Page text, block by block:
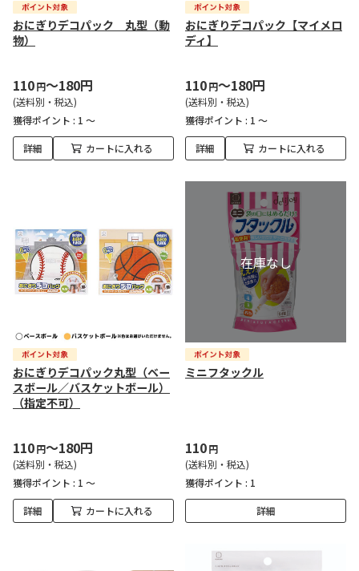
おにぎりデコパック 丸型（動
物）
110円～180円
(送料別・税込)
獲得ポイント : 1 ～
詳細 カートに入れる
おにぎりデコパック【マイメロ
ディ】
110円～180円
(送料別・税込)
獲得ポイント : 1 ～
詳細 カートに入れる
おにぎりデコパック丸型（ベー
スボール／バスケットボール）
（指定不可）
110円～180円
(送料別・税込)
獲得ポイント : 1 ～
詳細 カートに入れる
ミニフタックル
110円
(送料別・税込)
獲得ポイント : 1
詳細